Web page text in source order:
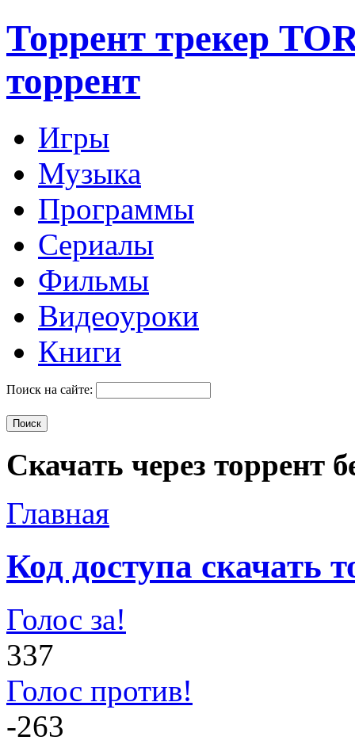
Торрент трекер
торрент
Игры
Музыка
Программы
Сериалы
Фильмы
Видеоуроки
Книги
Поиск на сайте:
Скачать через торрент
Главная
Код доступа скачать
Голос за!
337
Голос против!
-263